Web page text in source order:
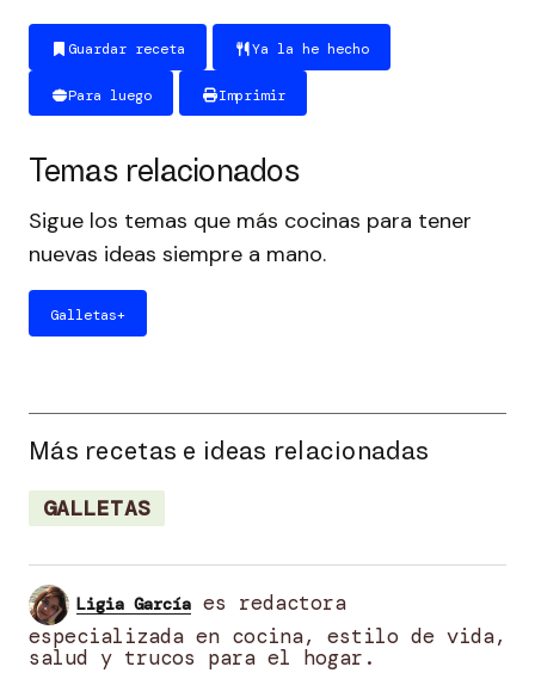
Guardar receta Ya la he hecho
Para luego Imprimir
Temas relacionados
Sigue los temas que más cocinas para tener
nuevas ideas siempre a mano.
Galletas+
Más recetas e ideas relacionadas
GALLETAS
Ligia García es redactora
especializada en cocina, estilo de vida,
salud y trucos para el hogar.